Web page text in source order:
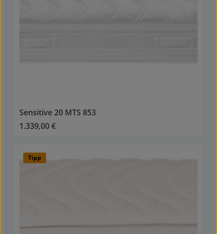
Sensitive 20 MTS 853
Regulärer Preis:
1.339,00 €
Tipp